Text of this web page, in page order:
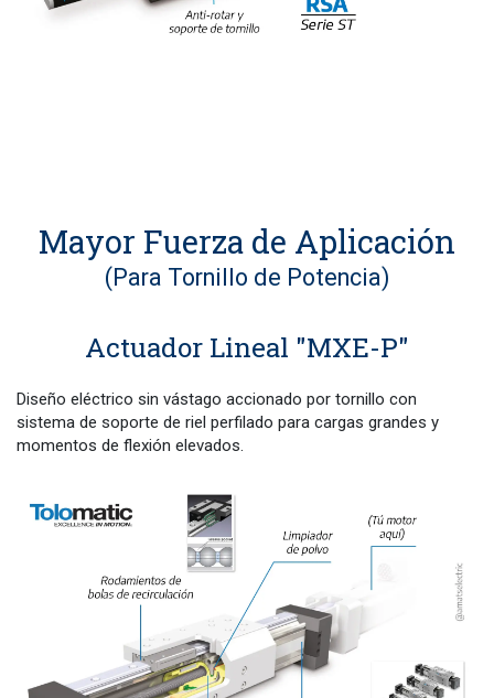
Mayor Fuerza de Aplicación
(Para Tornillo de Potencia)
Actuador Lineal "MXE-P"
Diseño eléctrico sin vástago accionado por tornillo con
sistema de soporte de riel perfilado para cargas grandes y
momentos de flexión elevados.